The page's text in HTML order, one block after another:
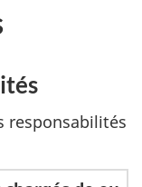
responsabilités